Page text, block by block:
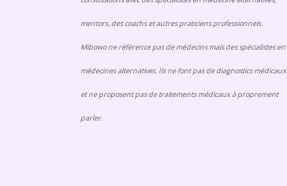
mentors, des coachs et autres praticiens professionnels.
Mibowo ne référence pas de médecins mais des spécialistes en
médecines alternatives. Ils ne font pas de diagnostics médicaux
et ne proposent pas de traitements médicaux à proprement
parler.